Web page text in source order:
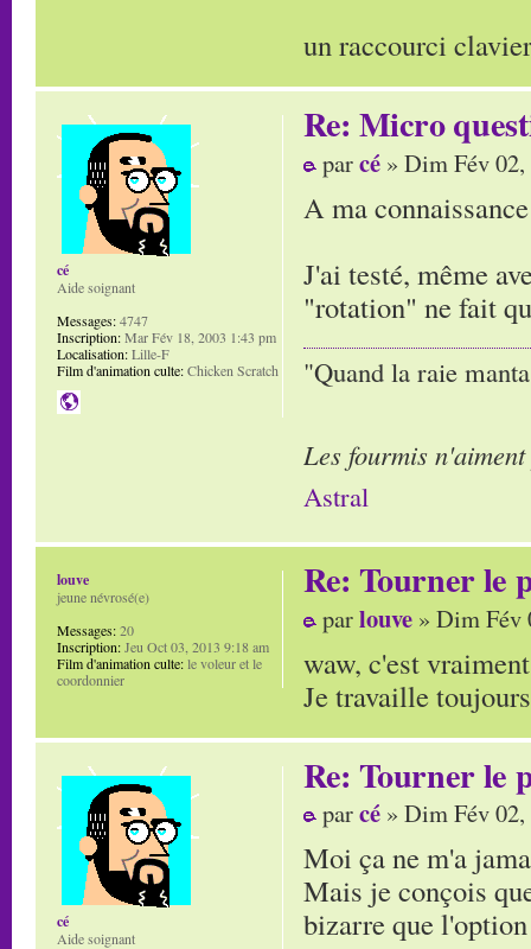
un raccourci
Re: Micro
parcé » Dim Fév
A ma
J'ai testé, même
"rotation" ne fait
"Quand la raie
Les fourmis
Astral
cé
Aide soignant
Messages:4747
Inscription:Mar Fév 18, 2003 1:43 pm
Localisation:Lille-F
Film d'animation culte:Chicken Scratch
Re: Tourner le
parlouve » Dim Fév
waw, c'est
Je travaille
louve
jeune névrosé(e)
Messages:20
Inscription:Jeu Oct 03, 2013 9:18 am
Film d'animation culte:le voleur et le
coordonnier
Re: Tourner le
parcé » Dim Fév
Moi ça ne m'a
Mais je conçois
bizarre que
cé
Aide soignant